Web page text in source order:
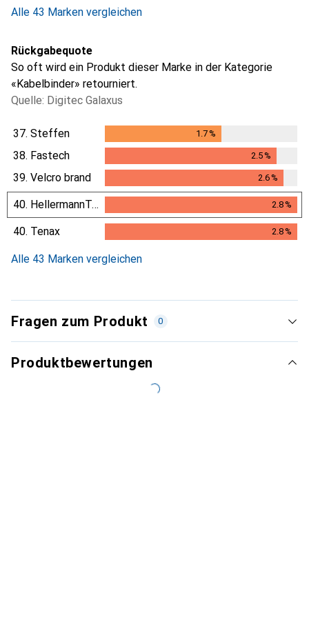
Alle 43 Marken vergleichen
Rückgabequote
So oft wird ein Produkt dieser Marke in der Kategorie
«Kabelbinder» retourniert.
Quelle: Digitec Galaxus
37. Steffen 1.7%
38. Fastech 2.5%
2.5%
39. Velcro brand 2.6%
2.6%
40. HellermannTyton 2.8%
2.8%
40. Tenax 2.8%
Alle 43 Marken vergleichen
Fragen zum Produkt 0
Produktbewertungen